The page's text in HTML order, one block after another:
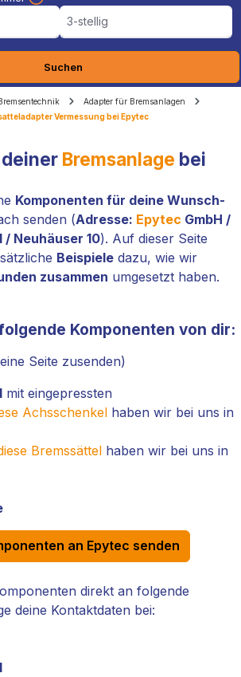
3-stellig
Suchen
Bremsentechnik
Adapter für Bremsanlagen
Vermessung bei Epytec
Bremsanlage bei
Komponenten für deine Wunsch-
senden (Adresse: Epytec GmbH /
Neuhäuser 10). Auf dieser Seite
Beispieledazu, wie wir
zusammen umgesetzt haben.
Komponenten von dir:
Seite zusenden)
mit eingepressten
Achsschenkelhaben wir bei uns in
Bremssättel haben wir bei uns in
an Epytec senden
direkt an folgende
deine Kontaktdaten bei: